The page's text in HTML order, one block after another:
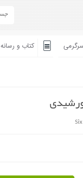
کتاب و رسانه